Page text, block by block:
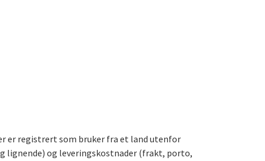
er registrert som bruker fra et land utenfor
lignende) og leveringskostnader (frakt, porto,